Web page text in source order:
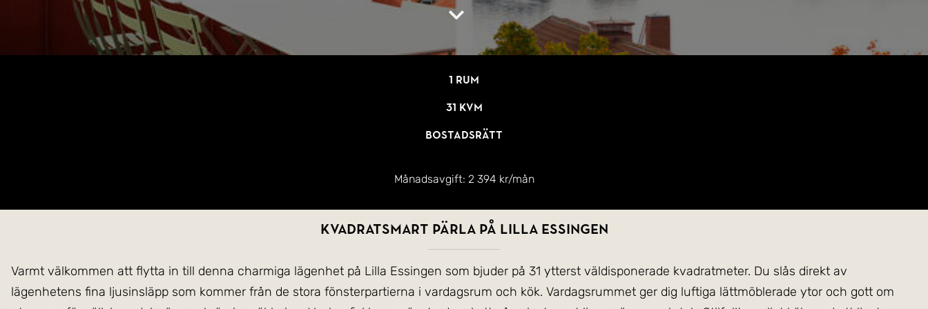
1 rum
31 kvm
Bostadsrätt
Månadsavgift: 2 394 kr/mån
KVADRATSMART PÄRLA PÅ LILLA ESSINGEN
Varmt välkommen att flytta in till denna charmiga lägenhet på Lilla Essingen som bjuder på 31 ytterst väldisponerade kvadratmeter. Du slås direkt av
lägenhetens fina ljusinsläpp som kommer från de stora fönsterpartierna i vardagsrum och kök. Vardagsrummet ger dig luftiga lättmöblerade ytor och gott om